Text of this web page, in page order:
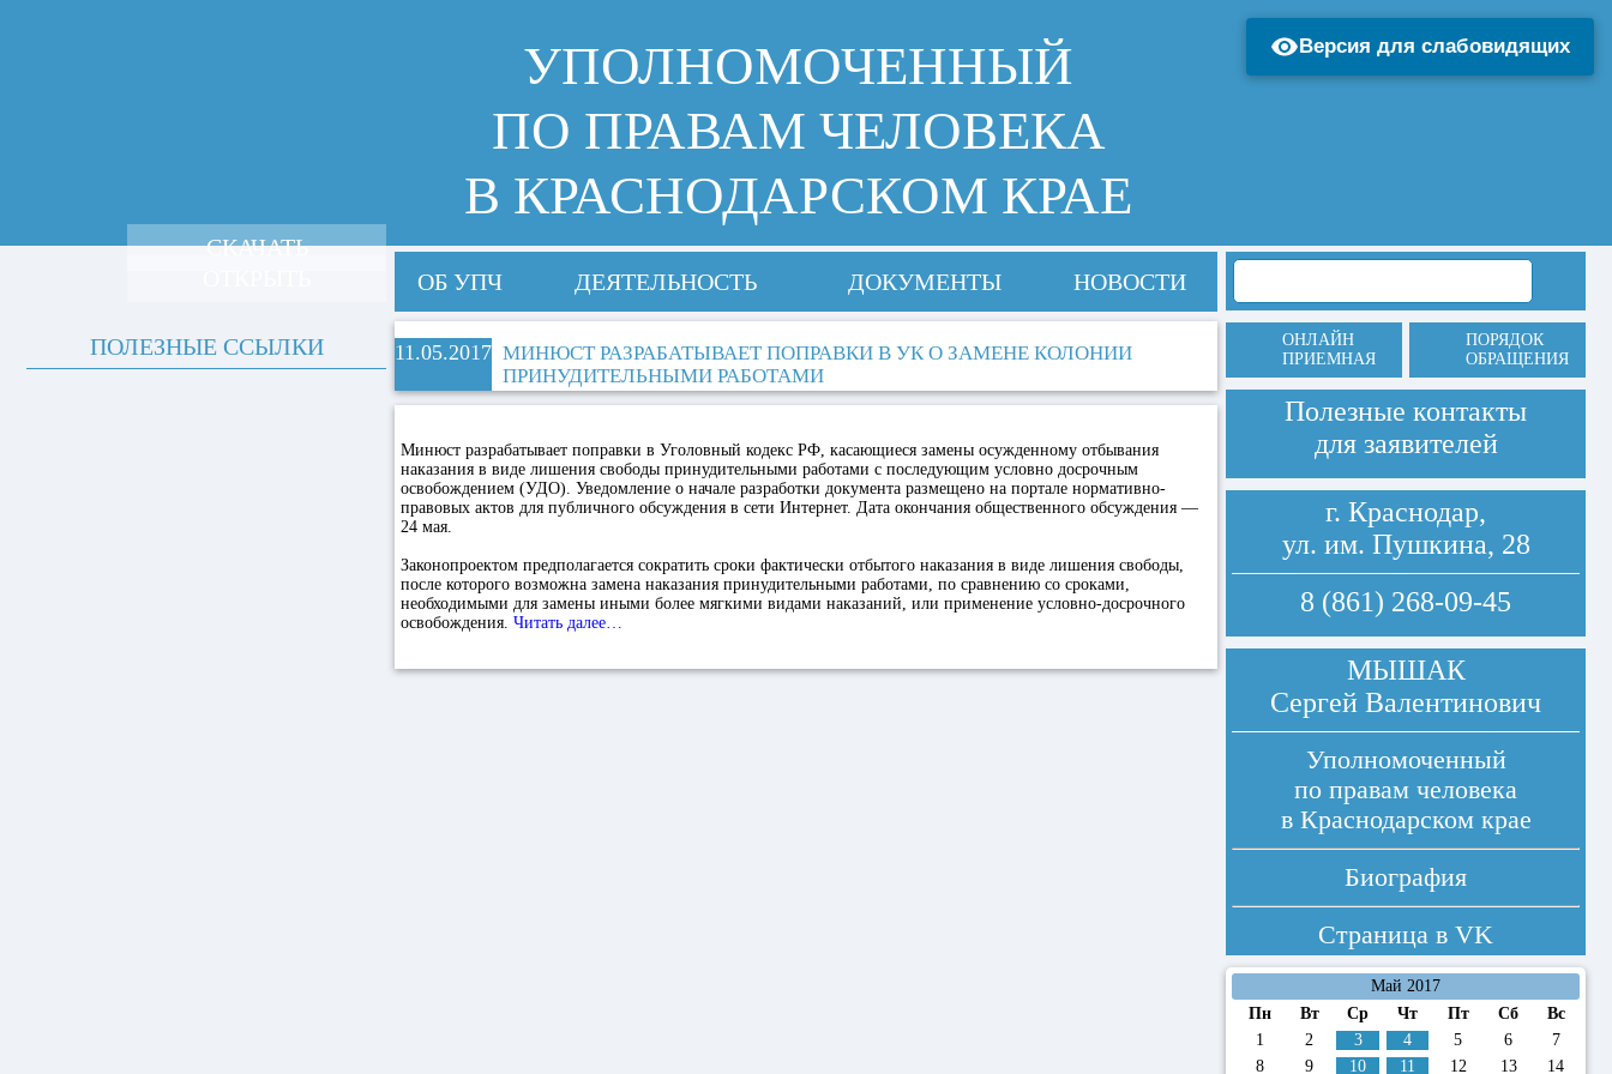
УПОЛНОМОЧЕННЫЙ
ПО ПРАВАМ ЧЕЛОВЕКА
В КРАСНОДАРСКОМ КРАЕ
ОБ УПЧ ДЕЯТЕЛЬНОСТЬ ДОКУМЕНТЫ НОВОСТИ
11.05.2017 МИНЮСТ РАЗРАБАТЫВАЕТ ПОПРАВКИ В УК О ЗАМЕНЕ КОЛОНИИ
ПРИНУДИТЕЛЬНЫМИ РАБОТАМИ
Минюст разрабатывает поправки в Уголовный кодекс РФ, касающиеся замены осужденному отбывания
наказания в виде лишения свободы принудительными работами с последующим условно досрочным
освобождением (УДО). Уведомление о начале разработки документа размещено на портале нормативно-
правовых актов для публичного обсуждения в сети Интернет. Дата окончания общественного обсуждения —
24 мая.
Законопроектом предполагается сократить сроки фактически отбытого наказания в виде лишения свободы,
после которого возможна замена наказания принудительными работами, по сравнению со сроками,
необходимыми для замены иными более мягкими видами наказаний, или применение условно-досрочного
освобождения. Читать далее…
СКАЧАТЬ
ПОЛЕЗНЫЕ ССЫЛКИ
ОНЛАЙН
ПРИЕМНАЯ
ПОРЯДОК
ОБРАЩЕНИЯ
Полезные контакты
для заявителей
г. Краснодар,
ул. им. Пушкина, 28
8 (861) 268-09-45
МЫШАК
Сергей Валентинович
Уполномоченный
по правам человека
в Краснодарском крае
Биография
Страница в VK
Май 2017
Пн
Вт Ср Чт Пт Сб
Вс
1
2 3 4 5 6
7
8
9 10 11 12 13 14
Версия для слабовидящих